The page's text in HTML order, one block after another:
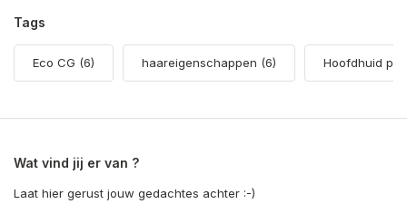
Tags
Eco CG (6) haareigenschappen (6) Hoofdhuid
Wat vind jij er van ?
Laat hier gerust jouw gedachtes achter :-)